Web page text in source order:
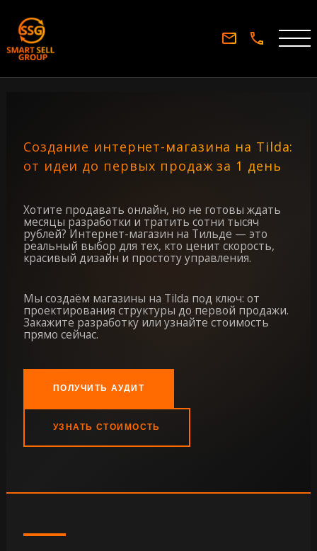
Создание интернет-магазина на Tilda:
от идеи до первых продаж за 1 день
Хотите продавать онлайн, но не готовы ждать
месяцы разработки и тратить сотни тысяч
рублей? Интернет-магазин на Тильде — это
реальный выбор для тех, кто ценит скорость,
красивый дизайн и простоту управления.
Мы создаём магазины на Tilda под ключ: от
проектирования структуры до первой продажи.
Закажите разработку или узнайте стоимость
прямо сейчас.
ПОЛУЧИТЬ АУДИТ
УЗНАТЬ СТОИМОСТЬ